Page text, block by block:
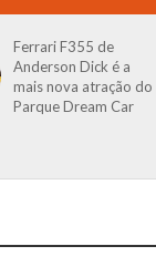
Ferrari F355 de
Anderson Dick é a
mais nova atração do
Parque Dream Car